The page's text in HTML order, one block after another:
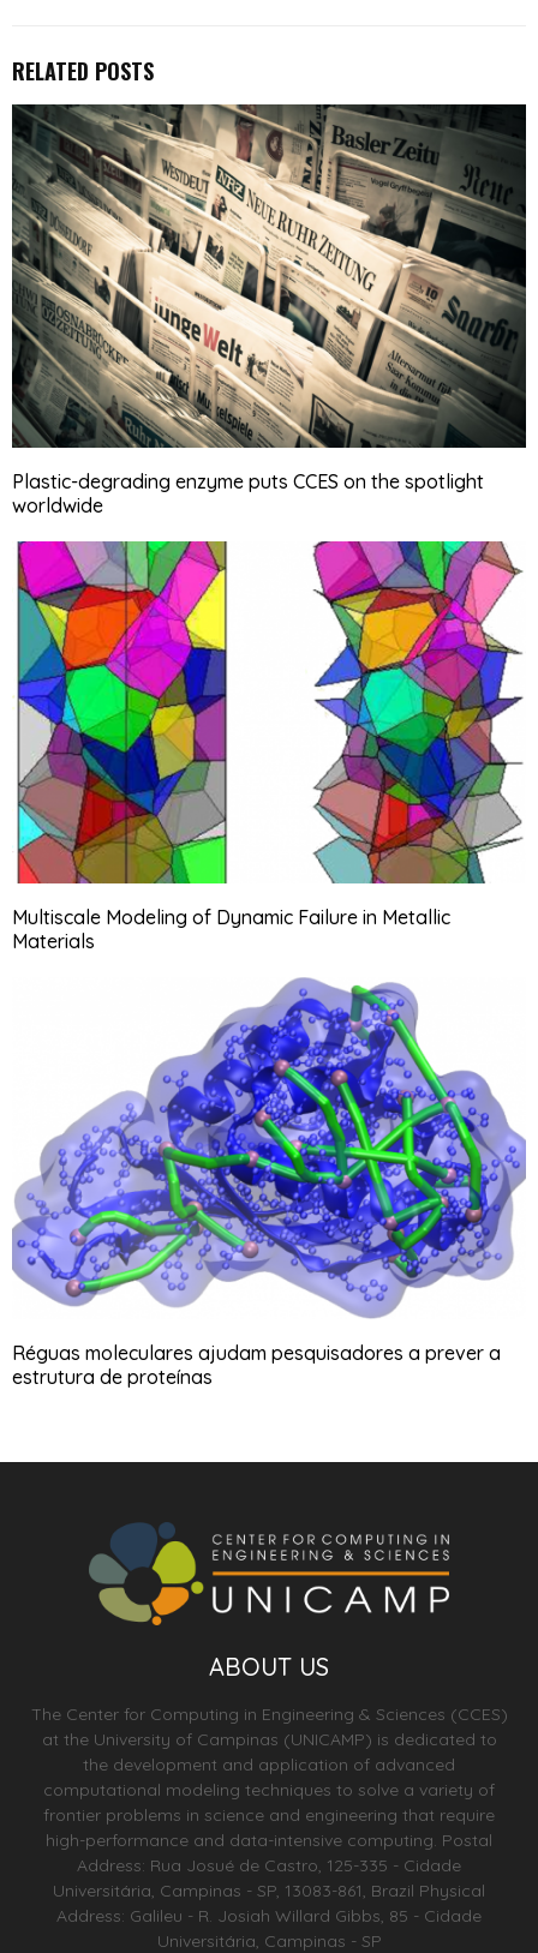
RELATED POSTS
Plastic-degrading enzyme puts CCES on the spotlight
worldwide
Multiscale Modeling of Dynamic Failure in Metallic
Materials
Réguas moleculares ajudam pesquisadores a prever a
estrutura de proteínas
ABOUT US
The Center for Computing in Engineering & Sciences (CCES)
at the University of Campinas (UNICAMP) is dedicated to
the development and application of advanced
computational modeling techniques to solve a variety of
frontier problems in science and engineering that require
high-performance and data-intensive computing. Postal
Address: Rua Josué de Castro, 125-335 - Cidade
Universitária, Campinas - SP, 13083-861, Brazil Physical
Address: Galileu - R. Josiah Willard Gibbs, 85 - Cidade
Universitária, Campinas - SP